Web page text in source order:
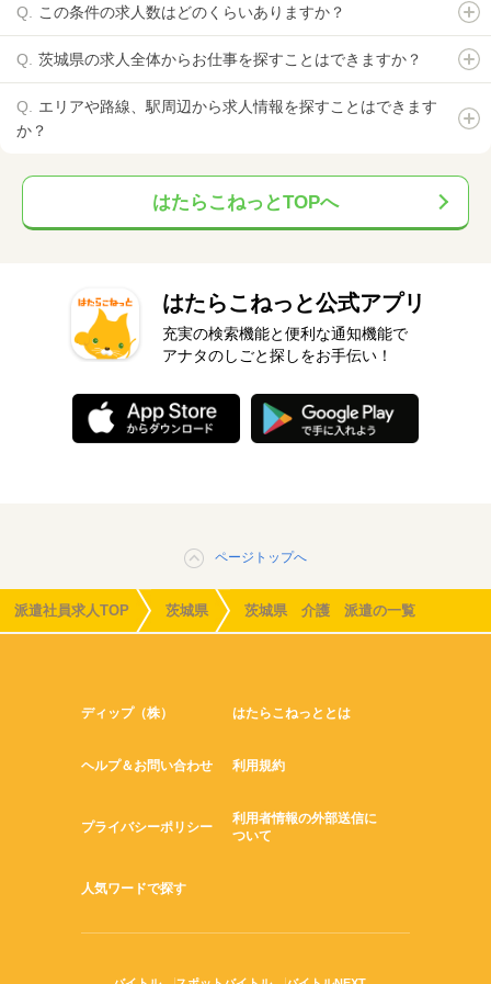
この条件の求人数はどのくらいありますか？
茨城県の求人全体からお仕事を探すことはできますか？
エリアや路線、駅周辺から求人情報を探すことはできます
か？
はたらこねっとTOPへ
はたらこねっと公式アプリ
充実の検索機能と便利な通知機能で
アナタのしごと探しをお手伝い！
ページトップへ
派遣社員求人TOP 茨城県 茨城県 介護 派遣の一覧
ディップ（株） はたらこねっととは
ヘルプ＆お問い合わせ 利用規約
プライバシーポリシー
利用者情報の外部送信に
ついて
人気ワードで探す